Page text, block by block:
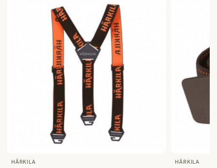
HÄRKILA HÄRKILA